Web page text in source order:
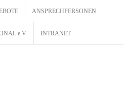
ANSPRECHPERSONEN
e.V. INTRANET